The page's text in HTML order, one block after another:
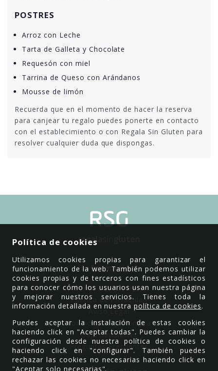
POSTRES
Arroz con Leche
Tarta de Galleta y Chocolate
Requesón con miel
Tarrina de Queso con Arándanos
Mousse de limón
Recuerda que en el momento de hacer la reserva
para canjear tu regalo puedes ponerte en contacto
con el establecimiento o con Regala Sin Gluten para
resolver cualquier duda que dispongas.
Información
Política de Cookies
Política de Privacidad
Aviso Legal
Condiciones de compra
Baja newsletter
Preguntas Frecuentes
Política de cookies
Utilizamos cookies propias para garantizar el
funcionamiento de la web. También podemos utilizar
cookies propias y de terceros con fines estadísticos
para conocer cómo los usuarios usan nuestra página
y mejorar nuestros servicios. Tienes toda la
información detallada en nuestrapolítica de cookies.
Puedes aceptar la instalación de estas cookies
haciendo click en "Aceptar todas". Puedes cambiar la
configuración desde nuestra política de cookies o
haciendo click en "configurar". También puedes
rechazar las cookies no necesarias haciendo click en
"Aceptar solo necesarias".